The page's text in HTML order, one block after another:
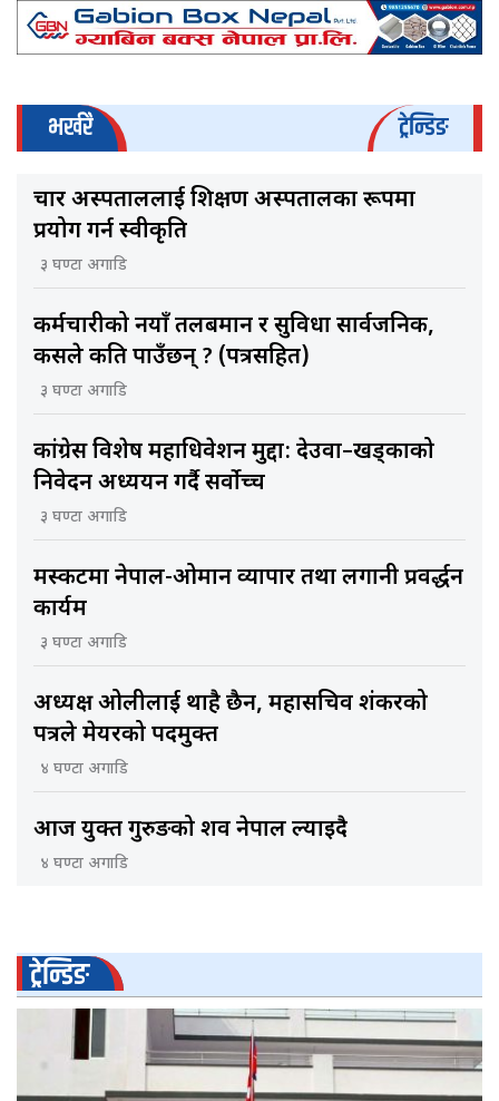
भर्खरै ट्रेन्डिङ
चार अस्पताललाई शिक्षण अस्पतालका रूपमा
प्रयोग गर्न स्वीकृति
३ घण्टा अगाडि
कर्मचारीको नयाँ तलबमान र सुविधा सार्वजनिक,
कसले कति पाउँछन् ? (पत्रसहित)
३ घण्टा अगाडि
कांग्रेस विशेष महाधिवेशन मुद्दा: देउवा–खड्काको
निवेदन अध्ययन गर्दै सर्वोच्च
३ घण्टा अगाडि
मस्कटमा नेपाल-ओमान व्यापार तथा लगानी प्रवर्द्धन
कार्यक्रम
३ घण्टा अगाडि
अध्यक्ष ओलीलाई थाहै छैन, महासचिव शंकरको
पत्रले मेयरको पदमुक्त
४ घण्टा अगाडि
आज युक्त गुरुङको शव नेपाल ल्याइदै
४ घण्टा अगाडि
ट्रेन्डिङ